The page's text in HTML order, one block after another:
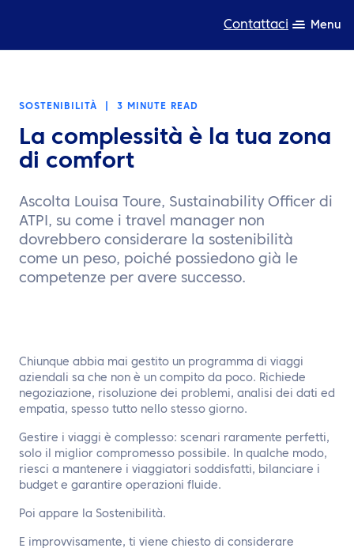
Contattaci Menu
Risorse
Chi siamo
Sostenibilità
TravelHub Login
Contattaci
IT
SOSTENIBILITÀ 3 MINUTE READ
La complessità è la tua zona
di comfort
Ascolta Louisa Toure, Sustainability Officer di
ATPI, su come i travel manager non
dovrebbero considerare la sostenibilità
come un peso, poiché possiedono già le
competenze per avere successo.
Chiunque abbia mai gestito un programma di viaggi
aziendali sa che non è un compito da poco. Richiede
negoziazione, risoluzione dei problemi, analisi dei dati ed
empatia, spesso tutto nello stesso giorno.
Gestire i viaggi è complesso: scenari raramente perfetti,
solo il miglior compromesso possibile. In qualche modo,
riesci a mantenere i viaggiatori soddisfatti, bilanciare i
budget e garantire operazioni fluide.
Poi appare la Sostenibilità.
E improvvisamente, ti viene chiesto di considerare